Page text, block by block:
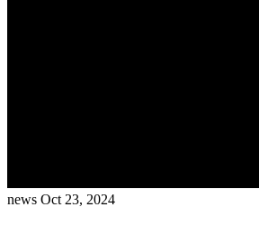
news Oct 23, 2024